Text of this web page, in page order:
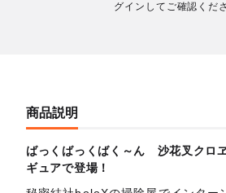
グインしてご確認くだ
商品説明
ばっくばっくばく～ん 沙花叉クロ
ギュアで登場！